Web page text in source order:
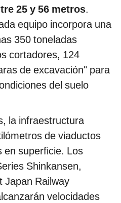
25 y 56 metros.
equipo incorpora una
350 toneladas
cortadores, 124
de excavación" para
del suelo
la infraestructura
de viaductos
en superficie. Los
Shinkansen,
Japan Railway
velocidades